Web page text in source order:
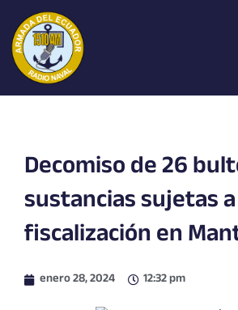
contenido
Decomiso de 26
sustancias sujetas a
fiscalización en
enero 28, 2024 12:32 pm